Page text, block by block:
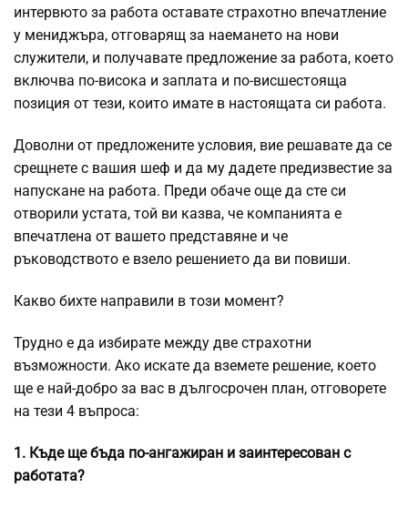
интервюто за работа оставате страхотно впечатление
у мениджъра, отговарящ за наемането на нови
служители, и получавате предложение за работа, което
включва по-висока и заплата и по-висшестояща
позиция от тези, които имате в настоящата си работа.
Доволни от предложените условия, вие решавате да се
срещнете с вашия шеф и да му дадете предизвестие за
напускане на работа. Преди обаче още да сте си
отворили устата, той ви казва, че компанията е
впечатлена от вашето представяне и че
ръководството е взело решението да ви повиши.
Какво бихте направили в този момент?
Трудно е да избирате между две страхотни
възможности. Ако искате да вземете решение, което
ще е най-добро за вас в дългосрочен план, отговорете
на тези 4 въпроса:
1. Къде ще бъда по-ангажиран и заинтересован с
работата?